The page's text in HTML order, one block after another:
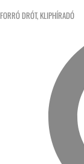
FORRÓ DRÓT, KLIPHÍRADÓ